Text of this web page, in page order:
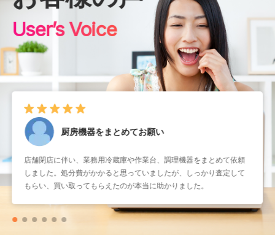
User’s Voice
厨房機器をまとめてお願い
店舗閉店に伴い、業務用冷蔵庫や作業台、調理機器をまとめて依頼
しました。処分費がかかると思っていましたが、しっかり査定して
もらい、買い取ってもらえたのが本当に助かりました。